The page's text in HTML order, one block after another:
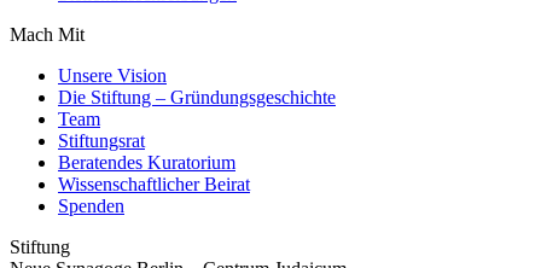
Mach Mit
Unsere Vision
Die Stiftung – Gründungsgeschichte
Team
Stiftungsrat
Beratendes Kuratorium
Wissenschaftlicher Beirat
Spenden
Stiftung